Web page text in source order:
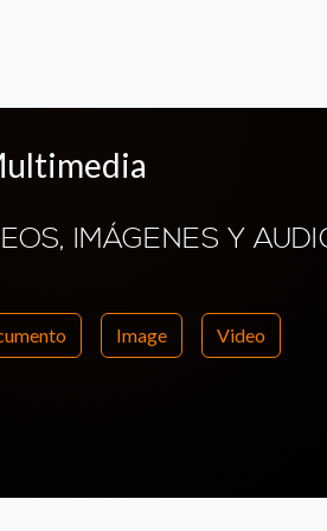
IMÁGENES Y
Image Video